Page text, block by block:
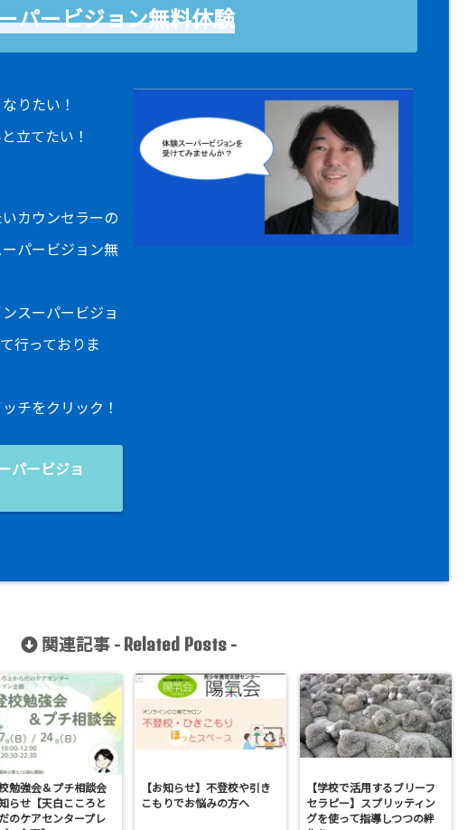
パービジョン無料体験
りたい！
立てたい！
カウンセラーの
パービジョン無
スーパービジョ
行っておりま
チをクリック！
パービジョ
関連記事 - Related Posts-
勉強会＆プチ相談会
らせ【天白こころと
のケアセンタープレ
【お知らせ】不登校や引き
こもりでお悩みの方へ
【学校で活用するブリーフ
セラピー】スプリッティン
グを使って指導しつつの絆